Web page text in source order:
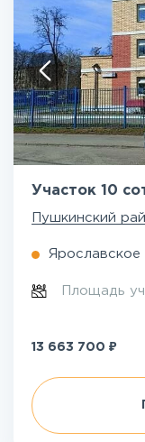
Участок 10
Пушкинский
Ярославское
Площадь
13 663 700 ₽